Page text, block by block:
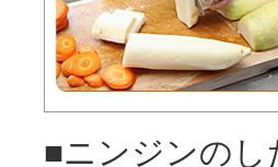
■ニンジンのし